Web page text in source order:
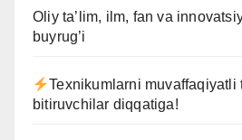
Oliy ta’lim, ilm, fan va
buyrug’i
Texnikumlarni muvaffaqiyatli
bitiruvchilar diqqatiga!